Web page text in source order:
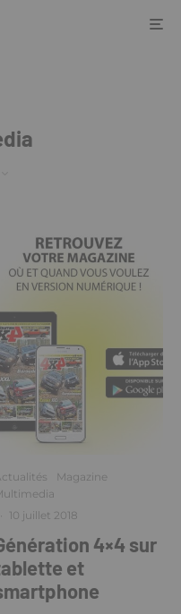
Magazine
·
10 juillet 2018
4×4 sur
et